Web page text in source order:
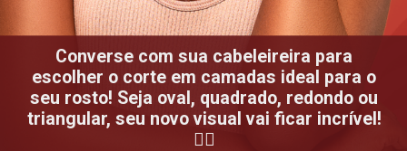
Converse com sua cabeleireira para
escolher o corte em camadas ideal para o
seu rosto! Seja oval, quadrado, redondo ou
triangular, seu novo visual vai ficar incrível!
💇‍♀️